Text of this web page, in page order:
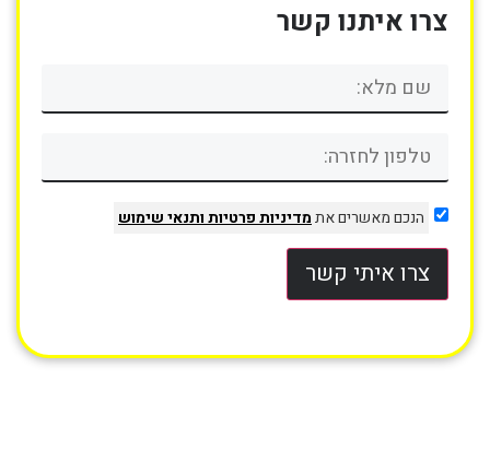
צרו איתנו קשר
הנכם מאשרים אתמדיניות פרטיותותנאי שימוש
צרו איתי קשר